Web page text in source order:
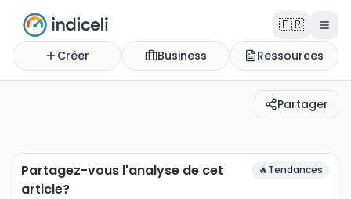
🇫🇷
Créer Business Ressources
Partager
Partagez-vous l'analyse de cet article?
N'hésitez pas à nous contacter pour échanger
Partagez-vous l'analyse de cet
article?
🔥Tendances